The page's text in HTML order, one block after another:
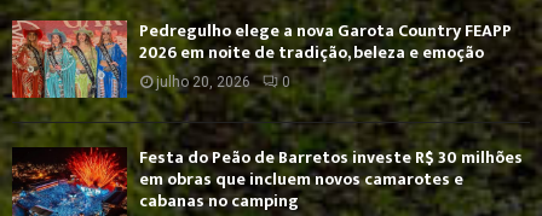
Pedregulho elege a nova Garota Country FEAPP
2026 em noite de tradição, beleza e emoção
julho 20, 2026 0
Festa do Peão de Barretos investe R$ 30 milhões
em obras que incluem novos camarotes e
cabanas no camping